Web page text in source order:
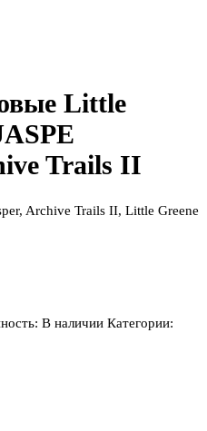
Little
Trails II
Archive Trails II, Little Greene
В наличии Категории: